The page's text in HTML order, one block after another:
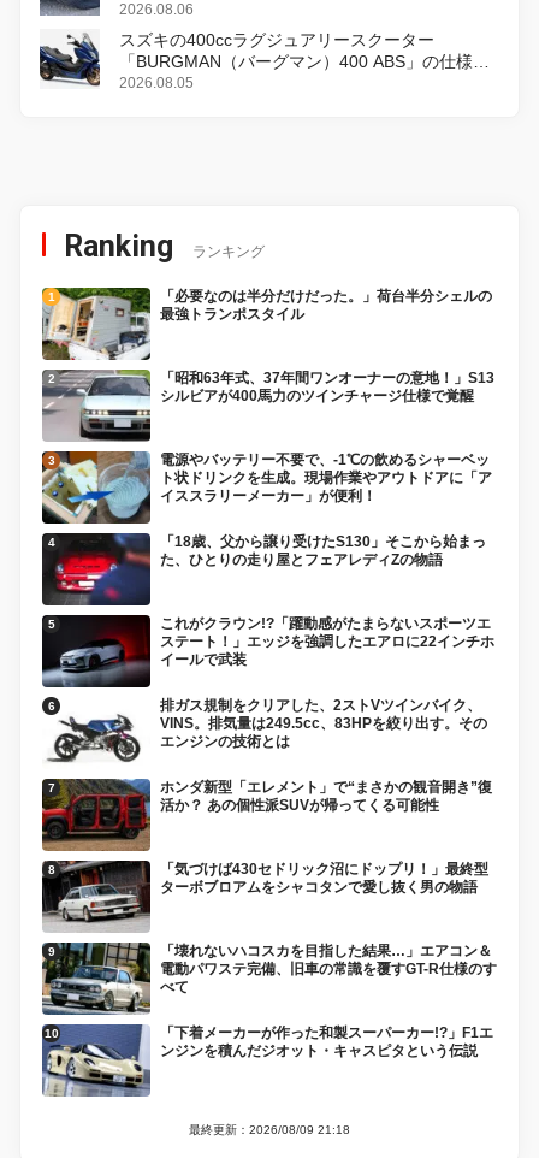
2026.08.06
スズキの400ccラグジュアリースクーター
「BURGMAN（バーグマン）400 ABS」の仕様を
変更し、8月18日に発売
2026.08.05
Ranking ランキング
「必要なのは半分だけだった。」荷台半分シェルの
最強トランポスタイル
「昭和63年式、37年間ワンオーナーの意地！」S13
シルビアが400馬力のツインチャージ仕様で覚醒
電源やバッテリー不要で、-1℃の飲めるシャーベッ
ト状ドリンクを生成。現場作業やアウトドアに「ア
イススラリーメーカー」が便利！
「18歳、父から譲り受けたS130」そこから始まっ
た、ひとりの走り屋とフェアレディZの物語
これがクラウン!?「躍動感がたまらないスポーツエ
ステート！」エッジを強調したエアロに22インチホ
イールで武装
排ガス規制をクリアした、2ストVツインバイク、
VINS。排気量は249.5cc、83HPを絞り出す。その
エンジンの技術とは
ホンダ新型「エレメント」で“まさかの観音開き”復
活か？ あの個性派SUVが帰ってくる可能性
「気づけば430セドリック沼にドップリ！」最終型
ターボブロアムをシャコタンで愛し抜く男の物語
「壊れないハコスカを目指した結果…」エアコン＆
電動パワステ完備、旧車の常識を覆すGT-R仕様のす
べて
「下着メーカーが作った和製スーパーカー!?」F1エ
ンジンを積んだジオット・キャスピタという伝説
最終更新：2026/08/09 21:18